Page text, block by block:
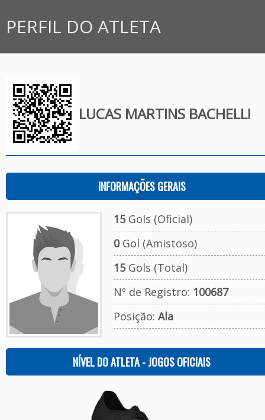
PERFIL DO ATLETA
LUCAS MARTINS BACHELLI
INFORMAÇÕES GERAIS
15Gols (Oficial)
0Gol (Amistoso)
15Gols (Total)
Nº de Registro: 100687
Posição: Ala
NÍVEL DO ATLETA - JOGOS OFICIAIS